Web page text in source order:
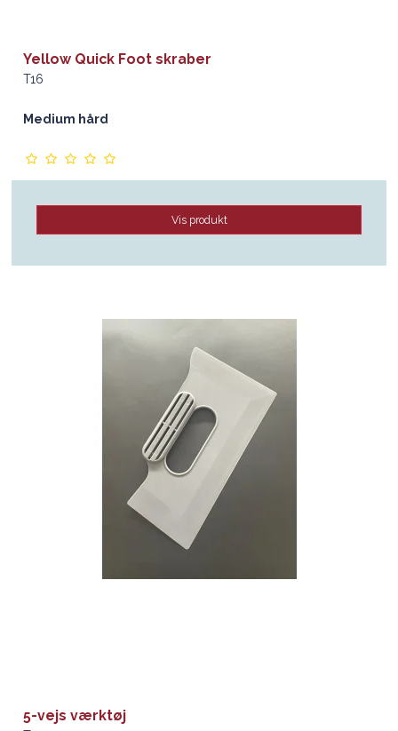
Yellow Quick Foot skraber
T16
Medium hård
Vis produkt
5-vejs værktøj